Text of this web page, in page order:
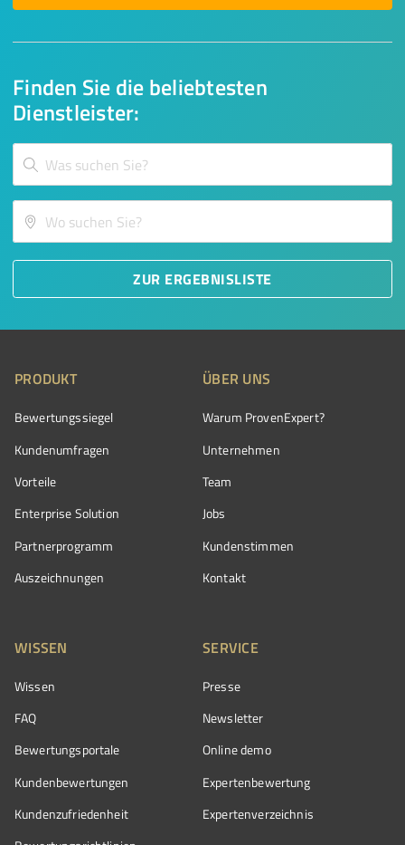
Finden Sie die beliebtesten
Dienstleister:
ZUR ERGEBNISLISTE
PRODUKT
Bewertungssiegel
Kundenumfragen
Vorteile
Enterprise Solution
Partnerprogramm
Auszeichnungen
ÜBER UNS
Warum ProvenExpert?
Unternehmen
Team
Jobs
Kundenstimmen
Kontakt
WISSEN
Wissen
FAQ
Bewertungsportale
Kundenbewertungen
Kundenzufriedenheit
SERVICE
Presse
Newsletter
Online demo
Expertenbewertung
Expertenverzeichnis